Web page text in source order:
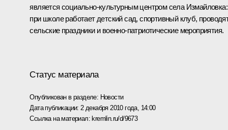
является социально-культурным центром села Измайловка:
при школе работает детский сад, спортивный клуб,
сельские праздники и военно-патриотические мероприятия.
Статус материала
Опубликован в разделе: Новости
Дата публикации: 2 декабря 2010 года, 14:00
Ссылка на материал: kremlin.ru/d/9673